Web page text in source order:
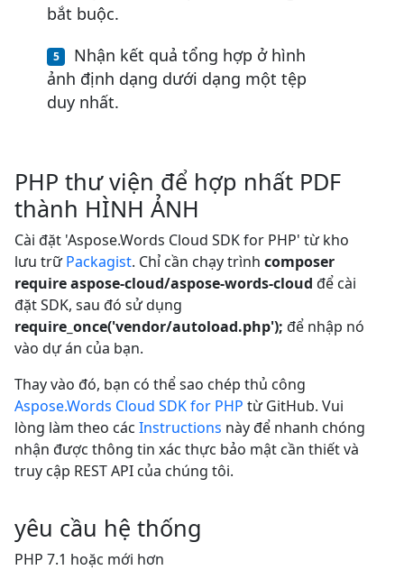
bắt buộc.
Nhận kết quả tổng hợp ở hình
ảnh định dạng dưới dạng một tệp
duy nhất.
PHP thư viện để hợp nhất PDF
thành HÌNH ẢNH
Cài đặt 'Aspose.Words Cloud SDK for PHP' từ kho
lưu trữPackagist. Chỉ cần chạy trình composer
require aspose-cloud/aspose-words-cloud để cài
đặt SDK, sau đó sử dụng
require_once('vendor/autoload.php'); để nhập nó
vào dự án của bạn.
Thay vào đó, bạn có thể sao chép thủ công
Aspose.Words Cloud SDK for PHP từ GitHub. Vui
lòng làm theo các Instructions này để nhanh chóng
nhận được thông tin xác thực bảo mật cần thiết và
truy cập REST API của chúng tôi.
yêu cầu hệ thống
PHP 7.1 hoặc mới hơn